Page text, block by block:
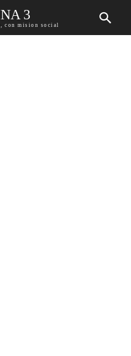
3
con mision social